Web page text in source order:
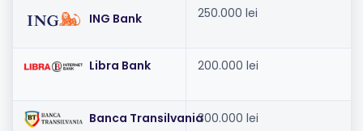
ING Bank 250.000 lei
Libra Bank 200.000 lei
Banca Transilvania300.000 lei